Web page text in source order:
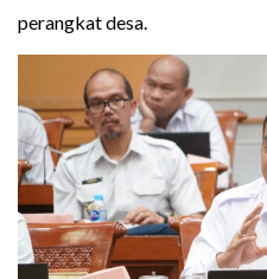
perangkat desa.